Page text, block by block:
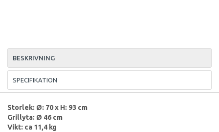
BESKRIVNING
SPECIFIKATION
Storlek: Ø: 70 x H: 93 cm
Grillyta: Ø 46 cm
Vikt: ca 11,4 kg